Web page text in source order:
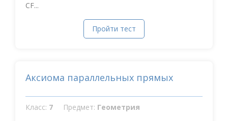
CF...
Пройти тест
Аксиома параллельных прямых
Класс: 7 Предмет: Геометрия